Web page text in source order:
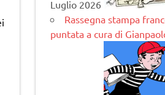
Luglio 2026
Rassegna stampa
puntata a cura di